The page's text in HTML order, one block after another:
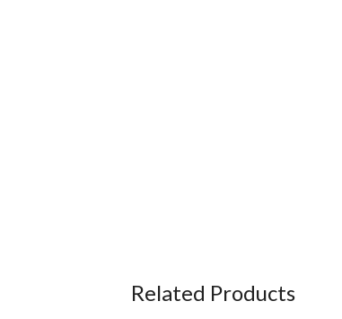
Related Products